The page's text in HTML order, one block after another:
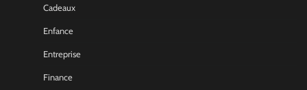
Cadeaux
Enfance
Entreprise
Finance